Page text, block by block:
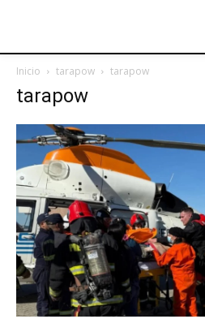
Inicio tarapow tarapow
tarapow